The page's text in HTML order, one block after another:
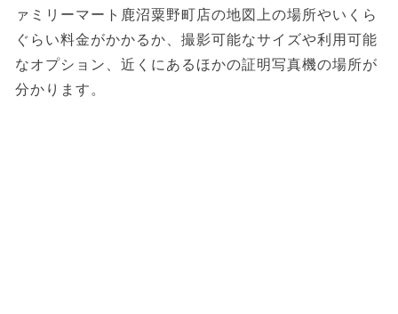
ァミリーマート鹿沼粟野町店の地図上の場所やいくら
ぐらい料金がかかるか、撮影可能なサイズや利用可能
なオプション、近くにあるほかの証明写真機の場所が
分かります。